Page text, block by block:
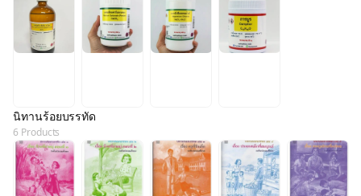
นิทานร้อยบรรทัด
6 Products